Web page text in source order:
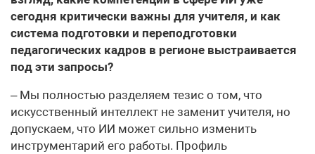
сегодня критически важны для учителя, и как
система подготовки и переподготовки
педагогических кадров в регионе выстраивается
под эти запросы?
– Мы полностью разделяем тезис о том, что
искусственный интеллект не заменит учителя, но
допускаем, что ИИ может сильно изменить
инструментарий его работы. Профиль